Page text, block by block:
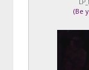
(Be